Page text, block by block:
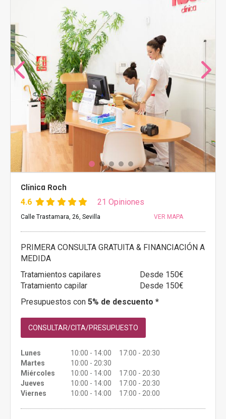
Clínica Roch
4.6 21 Opiniones
Calle Trastamara, 26, Sevilla VER MAPA
PRIMERA CONSULTA GRATUITA & FINANCIACIÓN A
MEDIDA
Tratamientos capilares
Desde 150€
Tratamiento capilar
Desde 150€
Presupuestos con 5% de descuento *
CONSULTAR/CITA/PRESUPUESTO
Lunes
10:00 - 14:00 17:00 - 20:30
Martes
10:00 - 20:30
Miércoles
10:00 - 14:00 17:00 - 20:30
Jueves
10:00 - 14:00 17:00 - 20:30
Viernes
10:00 - 14:00 17:00 - 20:00